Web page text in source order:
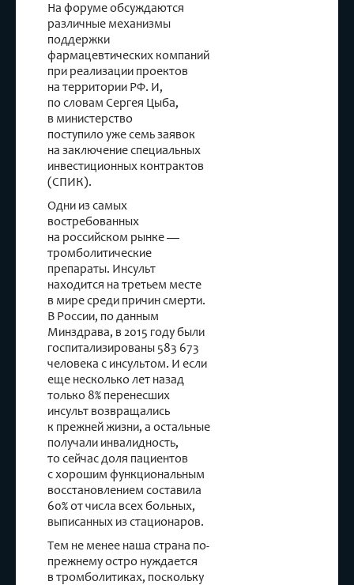
На форуме обсуждаются
различные механизмы
поддержки
фармацевтических компаний
при реализации проектов
на территории РФ. И,
по словам Сергея Цыба,
в министерство
поступило уже семь заявок
на заключение специальных
инвестиционных контрактов
(СПИК).
Одни из самых
востребованных
на российском рынке —
тромболитические
препараты. Инсульт
находится на третьем месте
в мире среди причин смерти.
В России, по данным
Минздрава, в 2015 году были
госпитализированы 583 673
человека с инсультом. И если
еще несколько лет назад
только 8% перенесших
инсульт возвращались
к прежней жизни, а остальные
получали инвалидность,
то сейчас доля пациентов
с хорошим функциональным
восстановлением составила
60% от числа всех больных,
выписанных из стационаров.
Тем не менее наша страна по-
прежнему остро нуждается
в тромболитиках, поскольку